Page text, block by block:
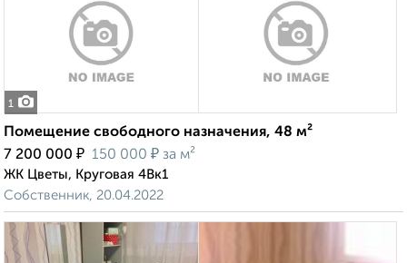
1
Помещение свободного назначения, 48 м²
7 200 000 ₽ 150 000 ₽ за м²
ЖК Цветы, Круговая 4Вк1
Собственник, 20.04.2022